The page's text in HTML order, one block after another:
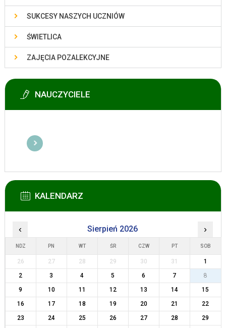
SUKCESY NASZYCH UCZNIÓW
ŚWIETLICA
ZAJĘCIA POZALEKCYJNE
NAUCZYCIELE
KALENDARZ
‹ Sierpień 2026 ›
NDZ PN WT ŚR CZW PT SOB
26 27 28 29 30 31
1
2
3 4 5 6 7
8
9
10 11 12 13 14
15
16
17 18 19 20 21
22
23
24 25 26 27 28
29